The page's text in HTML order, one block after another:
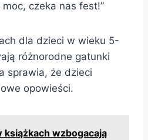
czeka nas fest!”
dla dzieci w wieku 5-
różnorodne gatunki
sprawia, że dzieci
opowieści.
książkach wzbogacają